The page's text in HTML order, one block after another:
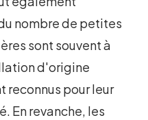
nombre de petites
sont souvent à
d'origine
reconnus pour leur
En revanche, les